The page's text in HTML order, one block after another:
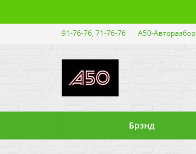
91-76-76, 71-76-76 А50-Авторазбор
Брэнд